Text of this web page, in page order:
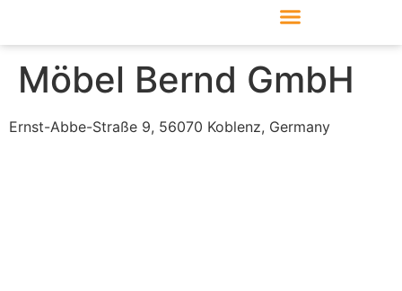
Möbel Bernd GmbH
Ernst-Abbe-Straße 9, 56070 Koblenz, Germany